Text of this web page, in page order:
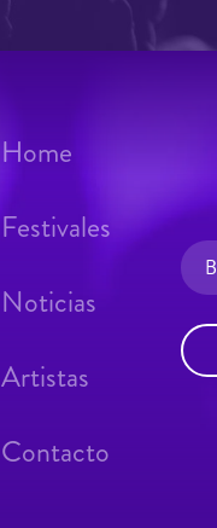
Home
Festivales
Noticias
Artistas
Contacto